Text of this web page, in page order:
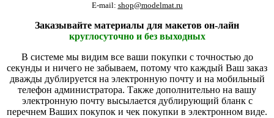
E-mail: shop@modelmat.ru
Заказывайте материалы для макетов он-лайн
круглосуточно и без выходных
В системе мы видим все ваши покупки с точностью до
секунды и ничего не забываем, потому что каждый Ваш заказ
дважды дублируется на электронную почту и на мобильный
телефон администратора. Также дополнительно на вашу
электронную почту высылается дублирующий бланк с
перечнем Ваших покупок и чек покупки в электронном виде.